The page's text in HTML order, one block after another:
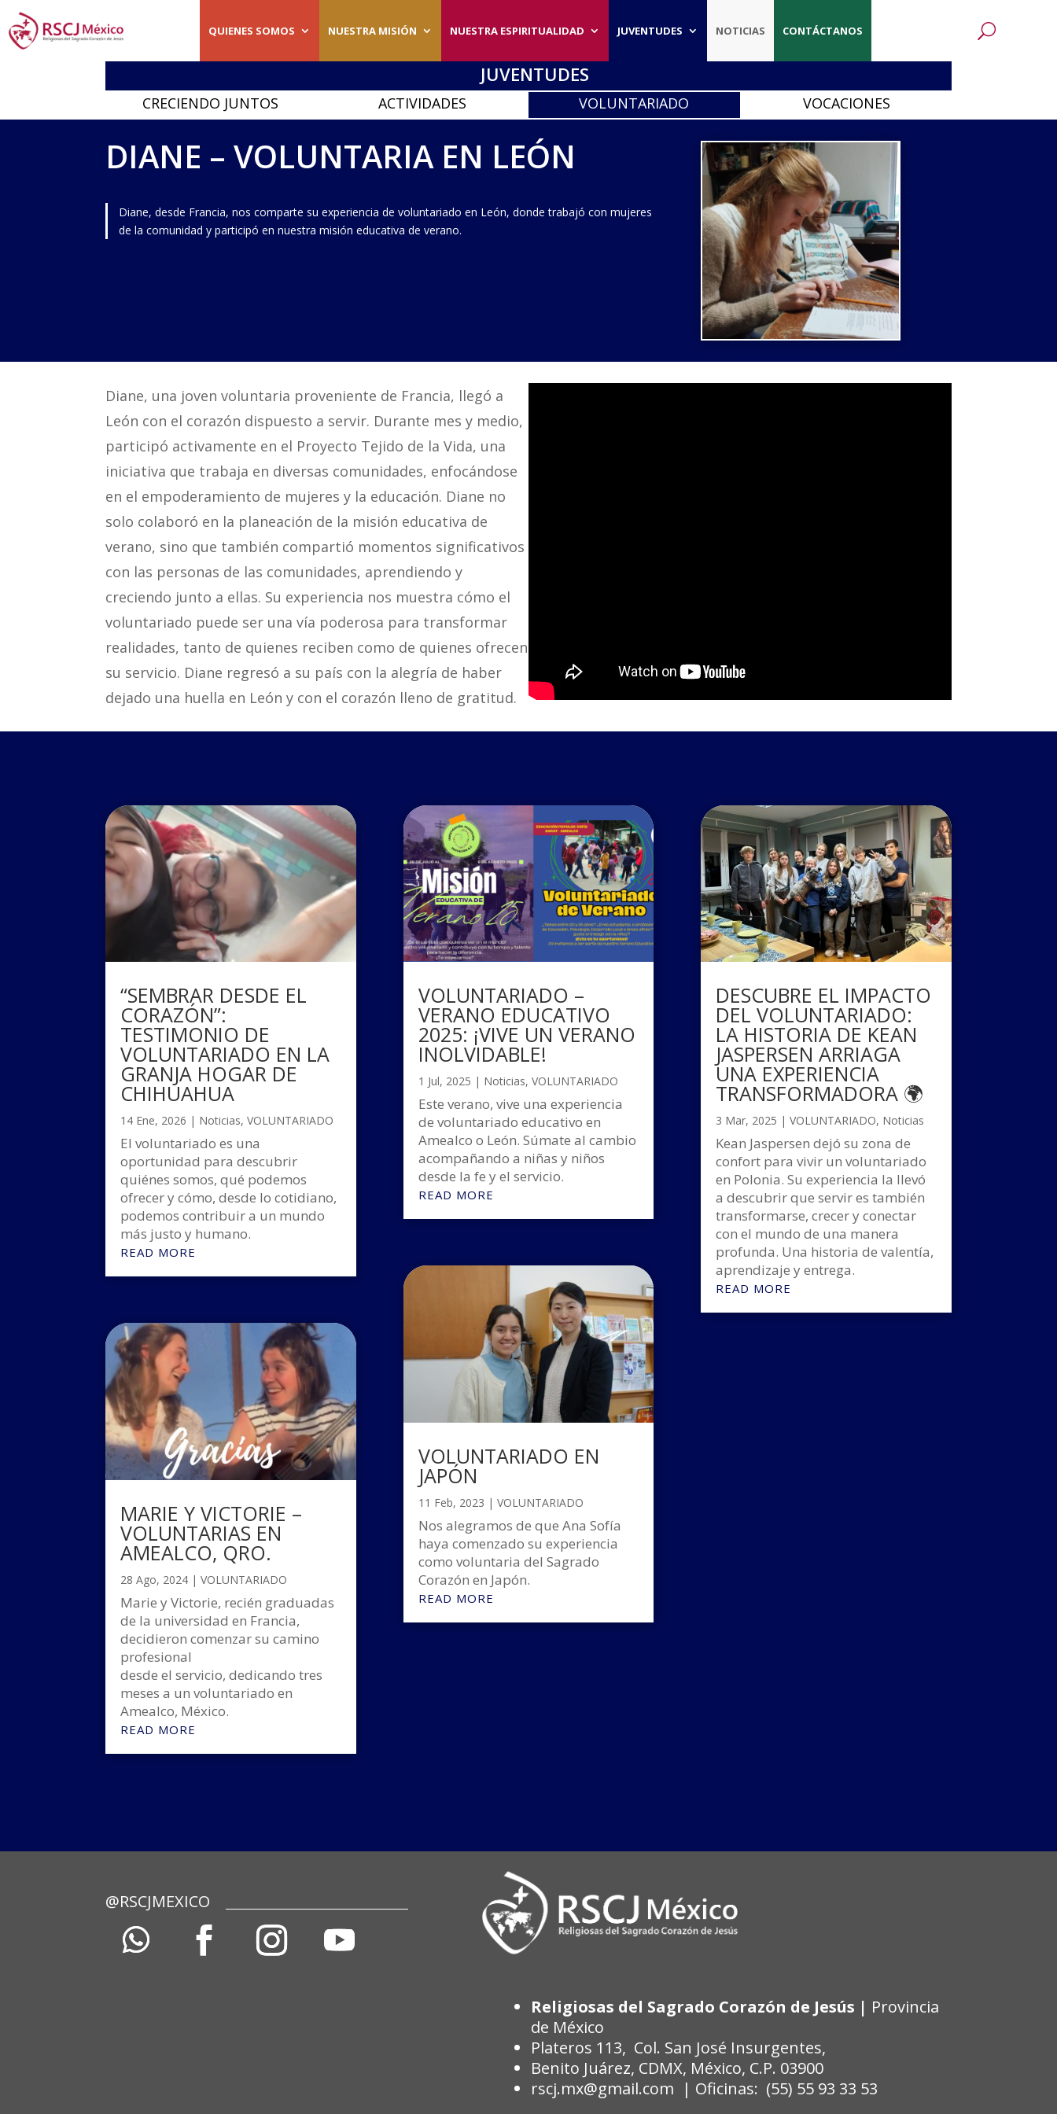
QUIENES SOMOS NUESTRA MISIÓN NUESTRA ESPIRITUALIDAD JUVENTUDES NOTICIAS CONTÁCTANOS
JUVENTUDES
CRECIENDO JUNTOS ACTIVIDADES VOLUNTARIADO VOCACIONES
DIANE – VOLUNTARIA EN LEÓN
Diane, desde Francia, nos comparte su experiencia de voluntariado en León, donde trabajó con mujeres
de la comunidad y participó en nuestra misión educativa de verano.
Diane, una joven voluntaria proveniente de Francia, llegó a
León con el corazón dispuesto a servir. Durante mes y medio,
participó activamente en el Proyecto Tejido de la Vida, una
iniciativa que trabaja en diversas comunidades, enfocándose
en el empoderamiento de mujeres y la educación. Diane no
solo colaboró en la planeación de la misión educativa de
verano, sino que también compartió momentos significativos
con las personas de las comunidades, aprendiendo y
creciendo junto a ellas. Su experiencia nos muestra cómo el
voluntariado puede ser una vía poderosa para transformar
realidades, tanto de quienes reciben como de quienes ofrecen
su servicio. Diane regresó a su país con la alegría de haber
dejado una huella en León y con el corazón lleno de gratitud.
“SEMBRAR DESDE EL
CORAZÓN”:
TESTIMONIO DE
VOLUNTARIADO EN LA
GRANJA HOGAR DE
CHIHUAHUA
14 Ene, 2026 | Noticias,VOLUNTARIADO
El voluntariado es una
oportunidad para descubrir
quiénes somos, qué podemos
ofrecer y cómo, desde lo cotidiano,
podemos contribuir a un mundo
más justo y humano.
READ MORE
MARIE Y VICTORIE –
VOLUNTARIAS EN
AMEALCO, QRO.
28 Ago, 2024 |VOLUNTARIADO
Marie y Victorie, recién graduadas
de la universidad en Francia,
decidieron comenzar su camino
profesional
desde el servicio, dedicando tres
meses a un voluntariado en
Amealco, México.
READ MORE
VOLUNTARIADO –
VERANO EDUCATIVO
2025: ¡VIVE UN VERANO
INOLVIDABLE!
1 Jul, 2025 | Noticias, VOLUNTARIADO
Este verano, vive una experiencia
de voluntariado educativo en
Amealco o León. Súmate al cambio
acompañando a niñas y niños
desde la fe y el servicio.
READ MORE
VOLUNTARIADO EN
JAPÓN
11 Feb, 2023 | VOLUNTARIADO
Nos alegramos de que Ana Sofía
haya comenzado su experiencia
como voluntaria del Sagrado
Corazón en Japón.
READ MORE
DESCUBRE EL IMPACTO
DEL VOLUNTARIADO:
LA HISTORIA DE KEAN
JASPERSEN ARRIAGA
UNA EXPERIENCIA
TRANSFORMADORA 🌍
3 Mar, 2025 | VOLUNTARIADO, Noticias
Kean Jaspersen dejó su zona de
confort para vivir un voluntariado
en Polonia. Su experiencia la llevó
a descubrir que servir es también
transformarse, crecer y conectar
con el mundo de una manera
profunda. Una historia de valentía,
aprendizaje y entrega.
READ MORE
@RSCJMEXICO
Religiosas del Sagrado Corazón de Jesús | Provincia
de México
Plateros 113, Col. San José Insurgentes,
Benito Juárez, CDMX, México, C.P. 03900
rscj.mx@gmail.com | Oficinas: (55) 55 93 33 53